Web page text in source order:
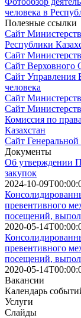
человека в
Полезные ссылки
Сайт
Республики
Сайт
Сайт Верховного
Сайт Управления
человека
Сайт
Сайт
Комиссия по
Казахстан
Сайт
Документы
Об утверждении
закупок
2024-10-
превентивного
посещений,
2020-05-
превентивного
посещений,
2020-05-
Вакансии
Календарь
Услуги
Слайды